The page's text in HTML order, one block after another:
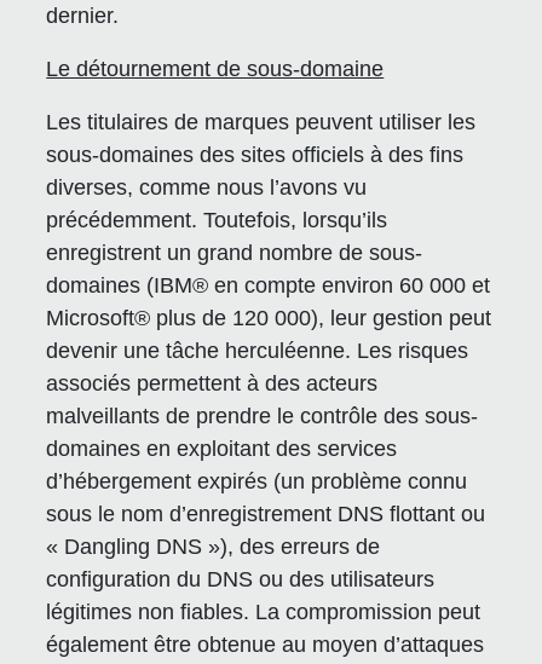
dernier.
Le détournement de sous-domaine
Les titulaires de marques peuvent utiliser les
sous-domaines des sites officiels à des fins
diverses, comme nous l’avons vu
précédemment. Toutefois, lorsqu’ils
enregistrent un grand nombre de sous-
domaines (IBM® en compte environ 60 000 et
Microsoft® plus de 120 000), leur gestion peut
devenir une tâche herculéenne. Les risques
associés permettent à des acteurs
malveillants de prendre le contrôle des sous-
domaines en exploitant des services
d’hébergement expirés (un problème connu
sous le nom d’enregistrement DNS flottant ou
« Dangling DNS »), des erreurs de
configuration du DNS ou des utilisateurs
légitimes non fiables. La compromission peut
également être obtenue au moyen d’attaques